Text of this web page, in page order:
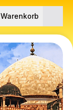
Warenkorb